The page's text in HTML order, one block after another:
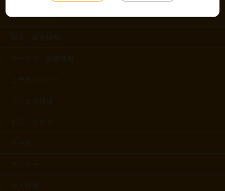
メンバー特典
料金・客室情報
サービス・設備情報
ご予約について
アクセス情報
お問い合わせ
クーポン
求人情報